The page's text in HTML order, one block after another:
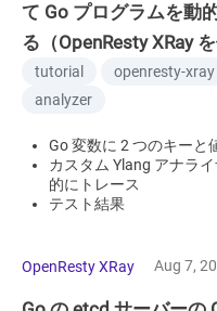
て Go プログラムを動
る（OpenResty XRay を
tutorial openresty-xray
analyzer
Go 変数に 2 つのキーと
カスタム Ylang アナラ
的にトレース
テスト結果
OpenResty XRay Aug 7,